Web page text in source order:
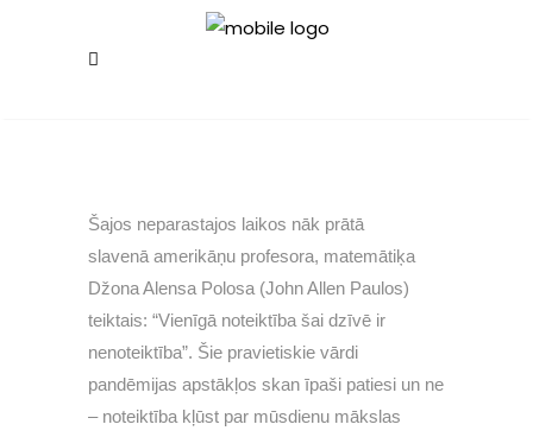
Šajos neparastajos laikos nāk prātā
slavenā amerikāņu profesora, matemātiķa
Džona Alensa Polosa (John Allen Paulos)
teiktais: “Vienīgā noteiktība šai dzīvē ir
nenoteiktība”. Šie pravietiskie vārdi
pandēmijas apstākļos skan īpaši patiesi un ne
– noteiktība kļūst par mūsdienu mākslas